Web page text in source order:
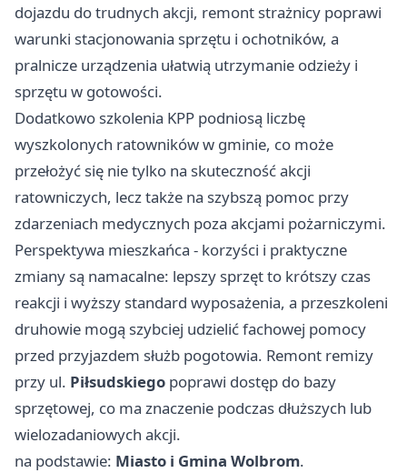
dojazdu do trudnych akcji, remont strażnicy poprawi
warunki stacjonowania sprzętu i ochotników, a
pralnicze urządzenia ułatwią utrzymanie odzieży i
sprzętu w gotowości.
Dodatkowo szkolenia KPP podniosą liczbę
wyszkolonych ratowników w gminie, co może
przełożyć się nie tylko na skuteczność akcji
ratowniczych, lecz także na szybszą pomoc przy
zdarzeniach medycznych poza akcjami pożarniczymi.
Perspektywa mieszkańca - korzyści i praktyczne
zmiany są namacalne: lepszy sprzęt to krótszy czas
reakcji i wyższy standard wyposażenia, a przeszkoleni
druhowie mogą szybciej udzielić fachowej pomocy
przed przyjazdem służb pogotowia. Remont remizy
przy ul. Piłsudskiego poprawi dostęp do bazy
sprzętowej, co ma znaczenie podczas dłuższych lub
wielozadaniowych akcji.
na podstawie: Miasto i Gmina Wolbrom.